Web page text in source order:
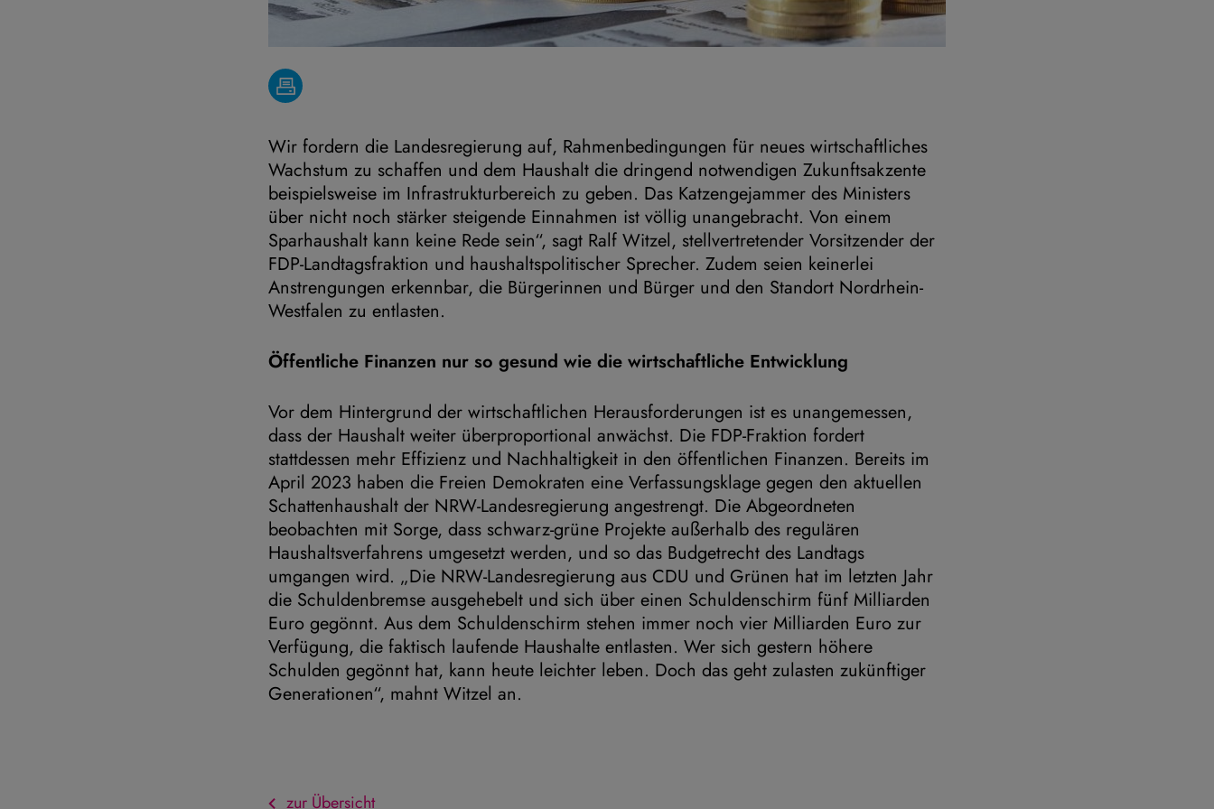
Wir fordern die Landesregierung auf, Rahmenbedingungen für neues wirtschaftliches
Wachstum zu schaffen und dem Haushalt die dringend notwendigen Zukunftsakzente
beispielsweise im Infrastrukturbereich zu geben. Das Katzengejammer des Ministers
über nicht noch stärker steigende Einnahmen ist völlig unangebracht. Von einem
Sparhaushalt kann keine Rede sein“, sagt Ralf Witzel, stellvertretender Vorsitzender der
FDP-Landtagsfraktion und haushaltspolitischer Sprecher. Zudem seien keinerlei
Anstrengungen erkennbar, die Bürgerinnen und Bürger und den Standort Nordrhein-
Westfalen zu entlasten.
Öffentliche Finanzen nur so gesund wie die wirtschaftliche Entwicklung
Vor dem Hintergrund der wirtschaftlichen Herausforderungen ist es unangemessen,
dass der Haushalt weiter überproportional anwächst. Die FDP-Fraktion fordert
stattdessen mehr Effizienz und Nachhaltigkeit in den öffentlichen Finanzen. Bereits im
April 2023 haben die Freien Demokraten eine Verfassungsklage gegen den aktuellen
Schattenhaushalt der NRW-Landesregierung angestrengt. Die Abgeordneten
beobachten mit Sorge, dass schwarz-grüne Projekte außerhalb des regulären
Haushaltsverfahrens umgesetzt werden, und so das Budgetrecht des Landtags
umgangen wird. „Die NRW-Landesregierung aus CDU und Grünen hat im letzten Jahr
die Schuldenbremse ausgehebelt und sich über einen Schuldenschirm fünf Milliarden
Euro gegönnt. Aus dem Schuldenschirm stehen immer noch vier Milliarden Euro zur
Verfügung, die faktisch laufende Haushalte entlasten. Wer sich gestern höhere
Schulden gegönnt hat, kann heute leichter leben. Doch das geht zulasten zukünftiger
Generationen“, mahnt Witzel an.
zur Übersicht